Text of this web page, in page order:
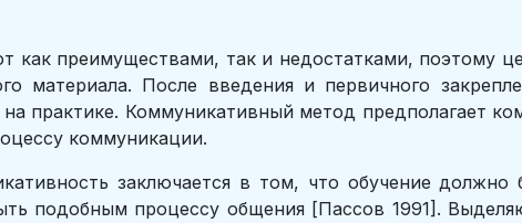
преимуществами, так и недостатками, поэтому
материала. После введения и первичного
практике. Коммуникативный метод предполагает
коммуникации.
заключается в том, что обучение должно
подобным процессу общения [Пассов 1991].